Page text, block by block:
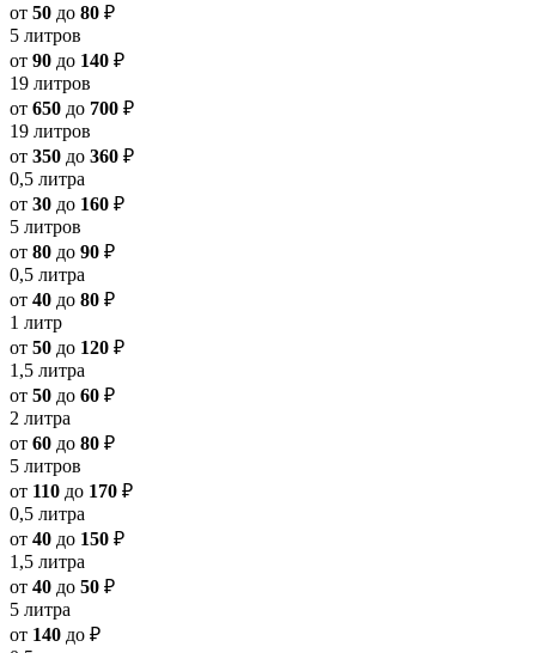
от 50 до 80 ₽
5 литров
от 90 до 140 ₽
19 литров
от 650 до 700 ₽
19 литров
от 350 до 360 ₽
0,5 литра
от 30 до 160 ₽
5 литров
от 80 до 90 ₽
0,5 литра
от 40 до 80 ₽
1 литр
от 50 до 120 ₽
1,5 литра
от 50 до 60 ₽
2 литра
от 60 до 80 ₽
5 литров
от 110 до 170 ₽
0,5 литра
от 40 до 150 ₽
1,5 литра
от 40 до 50 ₽
5 литра
от 140 до ₽